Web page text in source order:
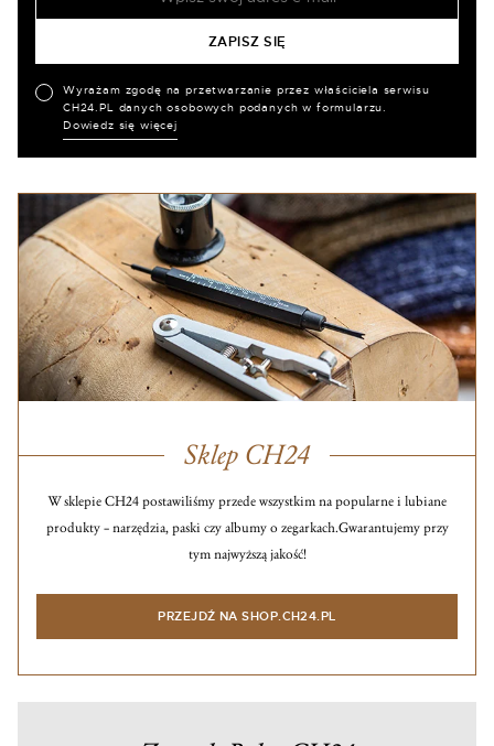
Wyrażam zgodę na przetwarzanie przez właściciela serwisu
CH24.PL danych osobowych podanych w formularzu.
Dowiedz się więcej
Sklep CH24
W sklepie CH24 postawiliśmy przede wszystkim na popularne i lubiane
produkty – narzędzia, paski czy albumy o zegarkach.Gwarantujemy przy
tym najwyższą jakość!
PRZEJDŹ NA SHOP.CH24.PL